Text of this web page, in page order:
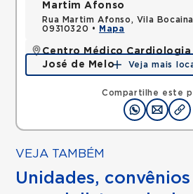
Compartilhe este
Martim Afonso
Rua Martim Afonso, Vila
09310320 •
Mapa
Centro Médico
José de Melo
Rua Jose de Melo, Vila Dora,
09030580 •Mapa
Veja mais
VEJA TAMBÉM
Unidades, convênios